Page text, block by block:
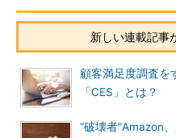
新しい連載記事
顧客満足度調査を
「CES」とは？
“破壊者”Amazon